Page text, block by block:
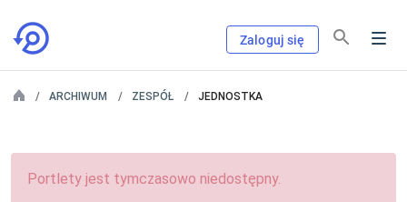
Zaloguj się
ARCHIWUM ZESPÓŁ JEDNOSTKA
Portlety jest tymczasowo niedostępny.